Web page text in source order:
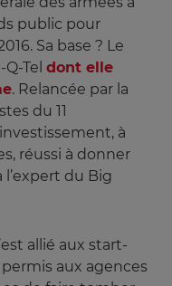
public pour
Sa base ? Le
Tel dont elle
. Relancée par la
du 11
à
réussi à donner
l’expert du Big
allié aux start-
permis aux agences